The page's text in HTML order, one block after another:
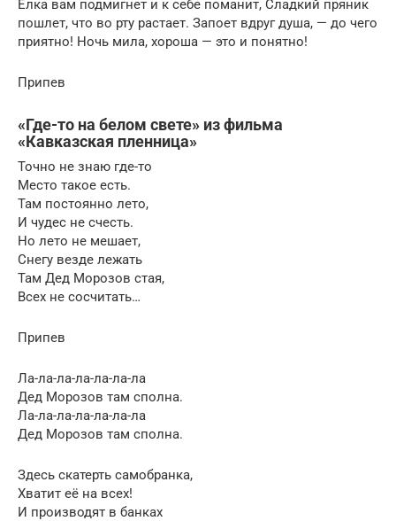
Елка вам подмигнет и к себе поманит, Сладкий пряник
пошлет, что во рту растает. Запоет вдруг душа, — до чего
приятно! Ночь мила, хороша — это и понятно!
Припев
«Где-то на белом свете» из фильма
«Кавказская пленница»
Точно не знаю где-то
Место такое есть.
Там постоянно лето,
И чудес не счесть.
Но лето не мешает,
Снегу везде лежать
Там Дед Морозов стая,
Всех не сосчитать…
Припев
Ла-ла-ла-ла-ла-ла-ла
Дед Морозов там сполна.
Ла-ла-ла-ла-ла-ла-ла
Дед Морозов там сполна.
Здесь скатерть самобранка,
Хватит её на всех!
И производят в банках